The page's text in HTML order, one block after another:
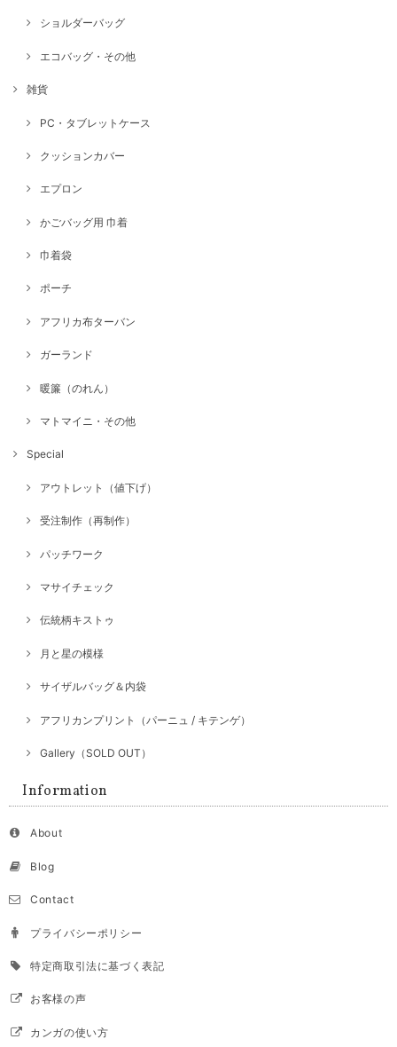
ショルダーバッグ
エコバッグ・その他
雑貨
PC・タブレットケース
クッションカバー
エプロン
かごバッグ用 巾着
巾着袋
ポーチ
アフリカ布ターバン
ガーランド
暖簾（のれん）
マトマイニ・その他
Special
アウトレット（値下げ）
受注制作（再制作）
パッチワーク
マサイチェック
伝統柄キストゥ
月と星の模様
サイザルバッグ＆内袋
アフリカンプリント（パーニュ / キテンゲ）
Gallery（SOLD OUT）
Information
About
Blog
Contact
プライバシーポリシー
特定商取引法に基づく表記
お客様の声
カンガの使い方